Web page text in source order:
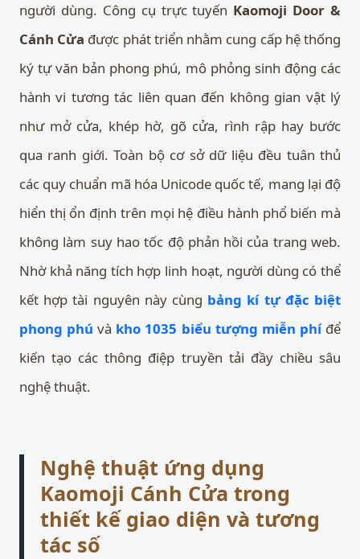
người dùng. Công cụ trực tuyến Kaomoji Door &
Cánh Cửa được phát triển nhằm cung cấp hệ thống
ký tự văn bản phong phú, mô phỏng sinh động các
hành vi tương tác liên quan đến không gian vật lý
như mở cửa, khép hờ, gõ cửa, rình rập hay bước
qua ranh giới. Toàn bộ cơ sở dữ liệu đều tuân thủ
các quy chuẩn mã hóa Unicode quốc tế, mang lại độ
hiển thị ổn định trên mọi hệ điều hành phổ biến mà
không làm suy hao tốc độ phản hồi của trang web.
Nhờ khả năng tích hợp linh hoạt, người dùng có thể
kết hợp tài nguyên này cùng bảng kí tự đặc biệt
phong phú và kho 1035 biểu tượng miễn phíđể
kiến tạo các thông điệp truyền tải đầy chiều sâu
nghệ thuật.
Nghệ thuật ứng dụng
Kaomoji Cánh Cửa trong
thiết kế giao diện và tương
tác số